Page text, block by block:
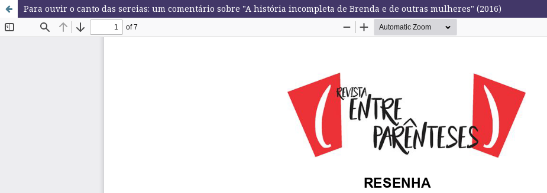
Para ouvir o canto das sereias: um comentário sobre "A história incompleta de Brenda e de outras mulheres" (2016)